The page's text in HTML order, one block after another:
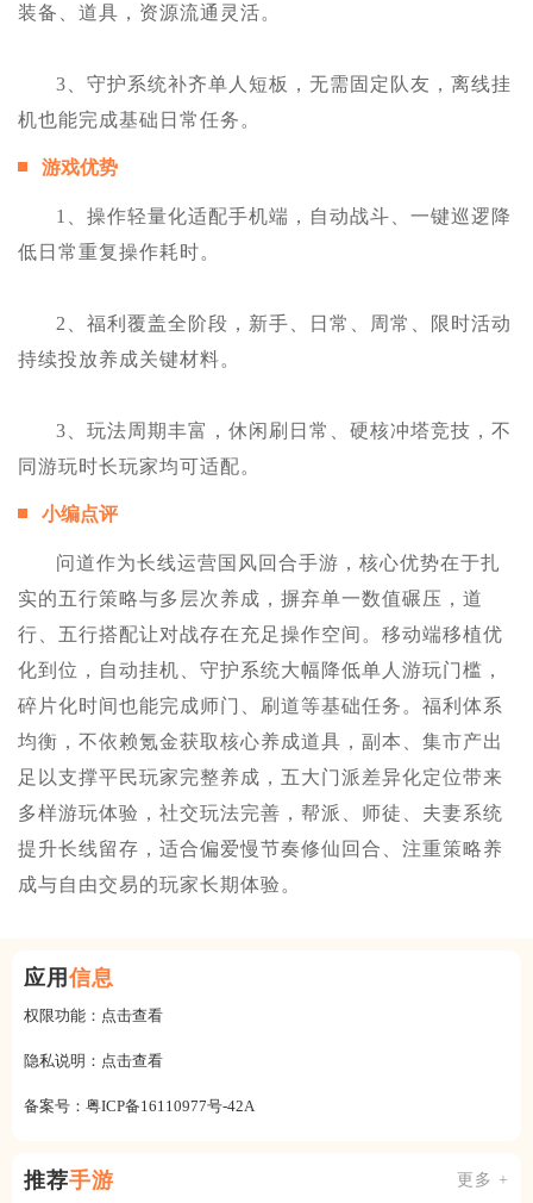
装备、道具，资源流通灵活。
3、守护系统补齐单人短板，无需固定队友，离线挂
机也能完成基础日常任务。
游戏优势
1、操作轻量化适配手机端，自动战斗、一键巡逻降
低日常重复操作耗时。
2、福利覆盖全阶段，新手、日常、周常、限时活动
持续投放养成关键材料。
3、玩法周期丰富，休闲刷日常、硬核冲塔竞技，不
同游玩时长玩家均可适配。
小编点评
问道作为长线运营国风回合手游，核心优势在于扎
实的五行策略与多层次养成，摒弃单一数值碾压，道
行、五行搭配让对战存在充足操作空间。移动端移植优
化到位，自动挂机、守护系统大幅降低单人游玩门槛，
碎片化时间也能完成师门、刷道等基础任务。福利体系
均衡，不依赖氪金获取核心养成道具，副本、集市产出
足以支撑平民玩家完整养成，五大门派差异化定位带来
多样游玩体验，社交玩法完善，帮派、师徒、夫妻系统
提升长线留存，适合偏爱慢节奏修仙回合、注重策略养
成与自由交易的玩家长期体验。
应用 信息
权限功能： 点击查看
隐私说明： 点击查看
备案号： 粤ICP备16110977号-42A
推荐手游 更多 +